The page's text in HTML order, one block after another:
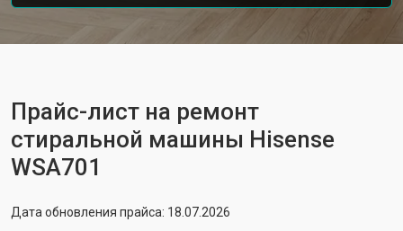
Прайс-лист на ремонт
стиральной машины Hisense
WSA701
Дата обновления прайса: 18.07.2026